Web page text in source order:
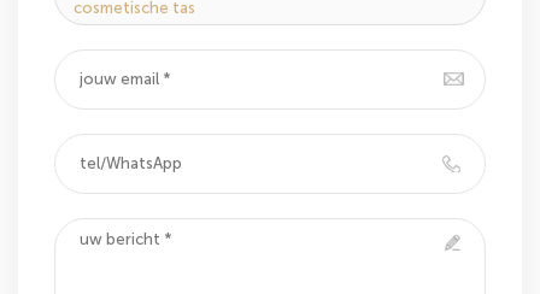
cosmetische tas